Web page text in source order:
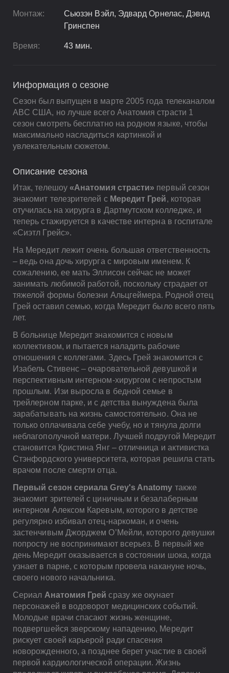
Монтаж:
Сьюзэн Вэйл, Эдвард Орнелас, Дэвид
Гринспен
Время: 43 мин.
Информация о сезоне
Сезон был выпущен в марте 2005 года телеканалом
ABC США, но лучше всего Анатомия страсти 1
сезон смотреть бесплатно на родном языке, чтобы
максимально насладиться картинкой и
увлекательным сюжетом.
Описание сезона
Итак, телешоу «Анатомия страсти» первый сезон
знакомит телезрителей с Мередит Грей, которая
отучилась на хирурга в Дартмутском колледже, и
теперь стажируется в качестве интерна в госпитале
«Сиэтл Грейс».
На Мередит лежит очень большая ответственность
– ведь она дочь хирурга с мировым именем. К
сожалению, ее мать Эллисон сейчас не может
занимать любимой работой, поскольку страдает от
тяжелой формы болезни Альцгеймера. Родной отец
Грей оставил семью, когда Мередит было всего пять
лет.
В больнице Мередит знакомится с новым
коллективом, и пытается наладить рабочие
отношения с коллегами. Здесь Грей знакомится с
Изабель Стивенс – очаровательной девушкой и
перспективным интерном-хирургом с непростым
прошлым. Изи выросла в бедной семье в
трейлерном парке, и с детства вынуждена была
зарабатывать на жизнь самостоятельно. Она не
только оплачивала себе учебу, но и тянула долги
неблагополучной матери. Лучшей подругой Мередит
становится Кристина Янг – отличница и активистка
Стэнфордского университета, которая решила стать
врачом после смерти отца.
Первый сезон сериала Grey's Anatomy также
знакомит зрителей с циничным и безалаберным
интерном Алексом Каревым, которого в детстве
регулярно избивал отец-наркоман, и очень
застенчивым Джорджем О’Мейли, которого девушки
попросту не воспринимают всерьез. В первый же
день Мередит оказывается в состоянии шока, когда
узнает в парне, с которым провела накануне ночь,
своего нового начальника.
Сериал Анатомия Грей сразу же окунает
персонажей в водоворот медицинских событий.
Молодые врачи спасают жизнь женщине,
подвергшейся зверскому нападению, Мередит
рискует своей карьерой ради спасения
новорожденного, а позднее берет участие в своей
первой кардиологической операции. Жизнь